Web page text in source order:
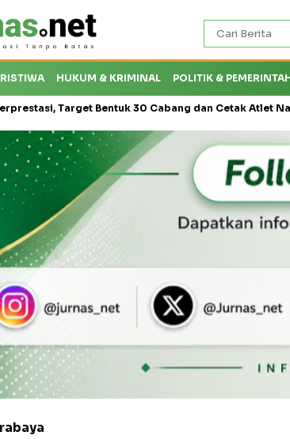
HUKUM & KRIMINAL POLITIK &
Bentuk 30 Cabang dan Cetak Atlet Nasional